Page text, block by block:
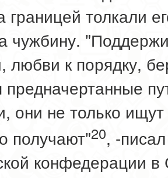
границей толкали
чужбину.
любви к порядку,
предначертанные
они не только
получают"20, -
конфедерации в